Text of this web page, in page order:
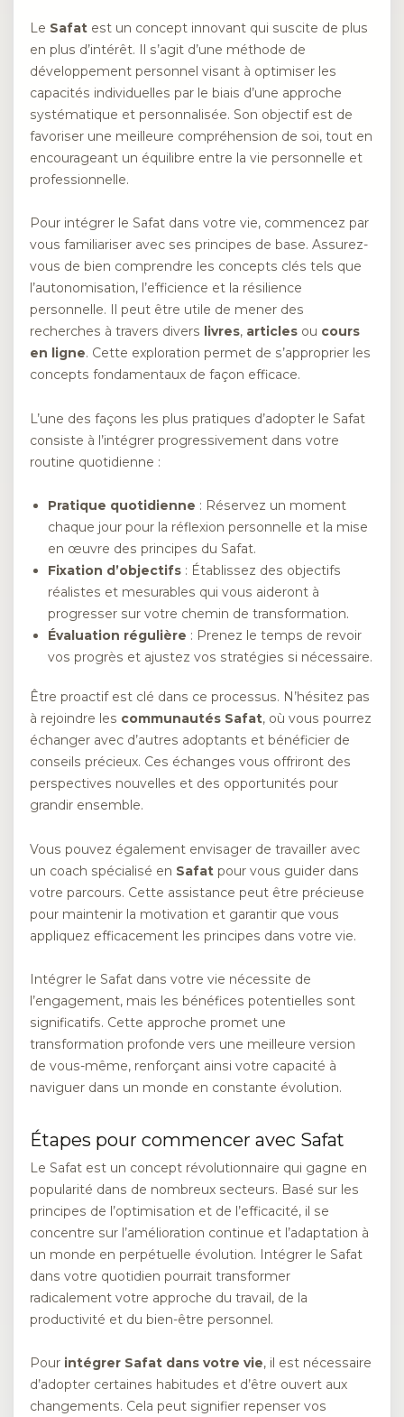
Le Safat est un concept innovant qui suscite de plus
en plus d’intérêt. Il s’agit d’une méthode de
développement personnel visant à optimiser les
capacités individuelles par le biais d’une approche
systématique et personnalisée. Son objectif est de
favoriser une meilleure compréhension de soi, tout en
encourageant un équilibre entre la vie personnelle et
professionnelle.
Pour intégrer le Safat dans votre vie, commencez par
vous familiariser avec ses principes de base. Assurez-
vous de bien comprendre les concepts clés tels que
l’autonomisation, l’efficience et la résilience
personnelle. Il peut être utile de mener des
recherches à travers divers livres, articles ou cours
en ligne. Cette exploration permet de s’approprier les
concepts fondamentaux de façon efficace.
L’une des façons les plus pratiques d’adopter le Safat
consiste à l’intégrer progressivement dans votre
routine quotidienne :
Pratique quotidienne : Réservez un moment
chaque jour pour la réflexion personnelle et la mise
en œuvre des principes du Safat.
Fixation d’objectifs : Établissez des objectifs
réalistes et mesurables qui vous aideront à
progresser sur votre chemin de transformation.
Évaluation régulière : Prenez le temps de revoir
vos progrès et ajustez vos stratégies si nécessaire.
Être proactif est clé dans ce processus. N’hésitez pas
à rejoindre les communautés Safat, où vous pourrez
échanger avec d’autres adoptants et bénéficier de
conseils précieux. Ces échanges vous offriront des
perspectives nouvelles et des opportunités pour
grandir ensemble.
Vous pouvez également envisager de travailler avec
un coach spécialisé en Safat pour vous guider dans
votre parcours. Cette assistance peut être précieuse
pour maintenir la motivation et garantir que vous
appliquez efficacement les principes dans votre vie.
Intégrer le Safat dans votre vie nécessite de
l’engagement, mais les bénéfices potentielles sont
significatifs. Cette approche promet une
transformation profonde vers une meilleure version
de vous-même, renforçant ainsi votre capacité à
naviguer dans un monde en constante évolution.
Étapes pour commencer avec Safat
Le Safat est un concept révolutionnaire qui gagne en
popularité dans de nombreux secteurs. Basé sur les
principes de l’optimisation et de l’efficacité, il se
concentre sur l’amélioration continue et l’adaptation à
un monde en perpétuelle évolution. Intégrer le Safat
dans votre quotidien pourrait transformer
radicalement votre approche du travail, de la
productivité et du bien-être personnel.
Pour intégrer Safat dans votre vie, il est nécessaire
d’adopter certaines habitudes et d’être ouvert aux
changements. Cela peut signifier repenser vos